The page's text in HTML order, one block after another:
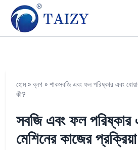
হোম»ব্লগ » শাকসবজি এবং ফল পরিষ্কার এবং
কী?
সবজি এবং ফল পরিষ্কার
মেশিনের কাজের